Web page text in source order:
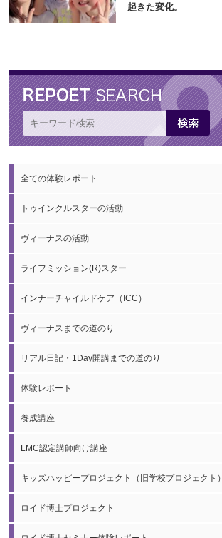
起きた変化。
全ての体験レポート
トゥインクルスターの活動
ヴィーナスの活動
ライフミッション(R)スター
インナーチャイルドケア（ICC）
ヴィーナスまでの道のり
リアル日記・1Day開講までの道のり
体験レポート
養成講座
LMC認定講師向け講座
キッズハッピープロジェクト（旧学校プロジェクト）
ロイド博士プロジェクト